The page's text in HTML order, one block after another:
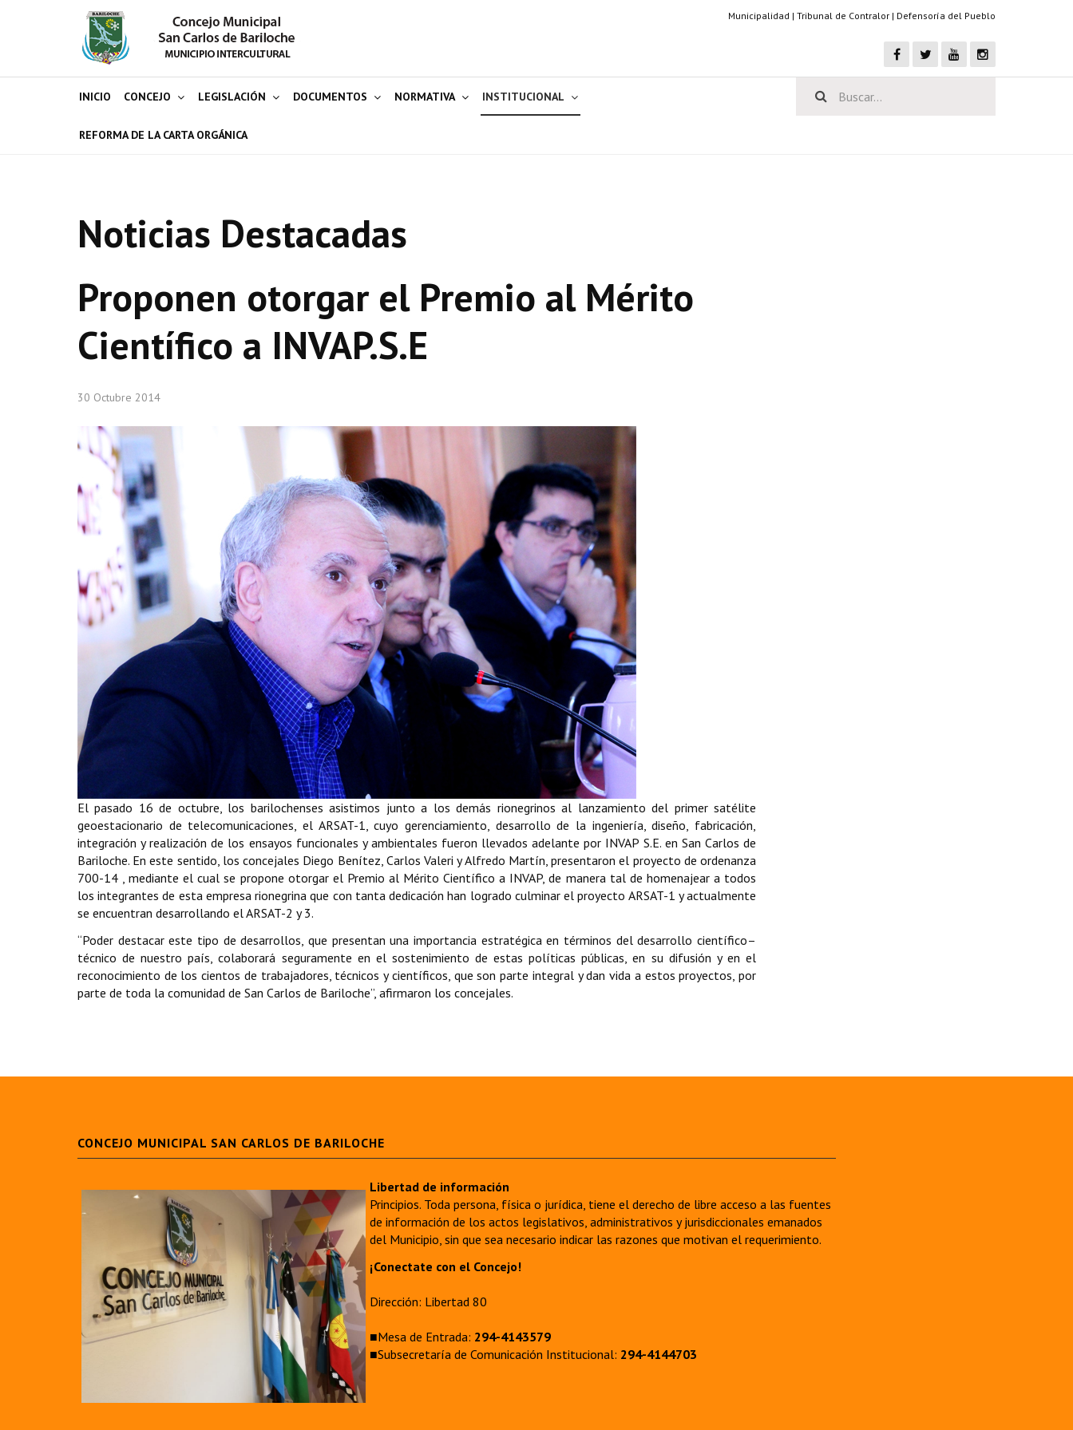
Municipalidad | Tribunal de Contralor | Defensoría del Pueblo
INICIO CONCEJO LEGISLACIÓN DOCUMENTOS NORMATIVA INSTITUCIONAL
REFORMA DE LA CARTA ORGÁNICA
Noticias Destacadas
Proponen otorgar el Premio al Mérito
Científico a INVAP.S.E
30 Octubre 2014
El pasado 16 de octubre, los barilochenses asistimos junto a los demás rionegrinos al lanzamiento del primer satélite
geoestacionario de telecomunicaciones, el ARSAT-1, cuyo gerenciamiento, desarrollo de la ingeniería, diseño, fabricación,
integración y realización de los ensayos funcionales y ambientales fueron llevados adelante por INVAP S.E. en San Carlos de
Bariloche. En este sentido, los concejales Diego Benítez, Carlos Valeri y Alfredo Martín, presentaron el proyecto de ordenanza
700-14 , mediante el cual se propone otorgar el Premio al Mérito Científico a INVAP, de manera tal de homenajear a todos
los integrantes de esta empresa rionegrina que con tanta dedicación han logrado culminar el proyecto ARSAT-1 y actualmente
se encuentran desarrollando el ARSAT-2 y 3.
“Poder destacar este tipo de desarrollos, que presentan una importancia estratégica en términos del desarrollo científico–
técnico de nuestro país, colaborará seguramente en el sostenimiento de estas políticas públicas, en su difusión y en el
reconocimiento de los cientos de trabajadores, técnicos y científicos, que son parte integral y dan vida a estos proyectos, por
parte de toda la comunidad de San Carlos de Bariloche”, afirmaron los concejales.
CONCEJO MUNICIPAL SAN CARLOS DE BARILOCHE
Libertad de información
Principios. Toda persona, física o jurídica, tiene el derecho de libre acceso a las fuentes
de información de los actos legislativos, administrativos y jurisdiccionales emanados
del Municipio, sin que sea necesario indicar las razones que motivan el requerimiento.
¡Conectate con el Concejo!
Dirección: Libertad 80
■Mesa de Entrada: 294-4143579
■Subsecretaría de Comunicación Institucional: 294-4144703